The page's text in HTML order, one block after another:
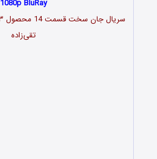
1080p BluRay
تقی‌زاده